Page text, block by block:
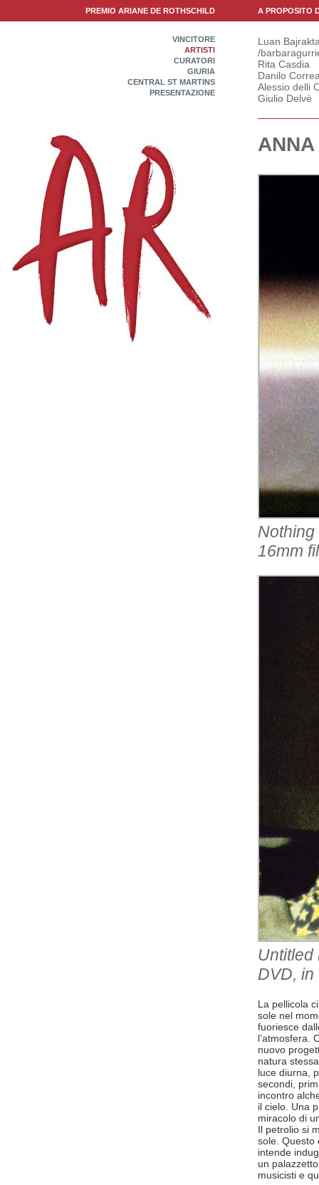
PREMIO ARIANE DE ROTHSCHILD A PROPOSITO
VINCITORE
ARTISTI
CURATORI
GIURIA
CENTRAL ST MARTINS
PRESENTAZIONE
Luan
/
Rita Casdia
Danilo
Alessio delli
Giulio Delvè
16mm
Untitled
DVD, in
La pellicola
sole nel
fuoriesce
l’atmosfera.
nuovo
natura
luce diurna,
secondi,
incontro
il cielo. Una
miracolo di
Il petrolio si
sole. Questo
intende
un
musicisti e